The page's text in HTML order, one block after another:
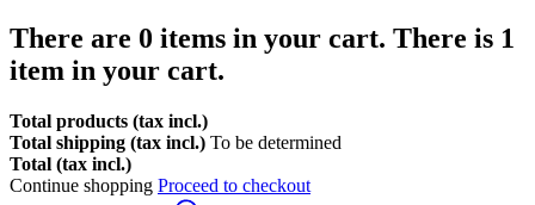
There are 0 items in your cart. There is 1
item in your cart.
Total products (tax incl.)
Total shipping (tax incl.) To be determined
Total (tax incl.)
Continue shopping Proceed to checkout